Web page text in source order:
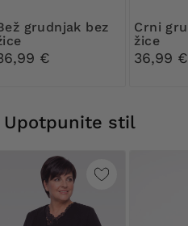
bez
€
Crni grudnjak bez
žice
36,99 €
Upotpunite stil